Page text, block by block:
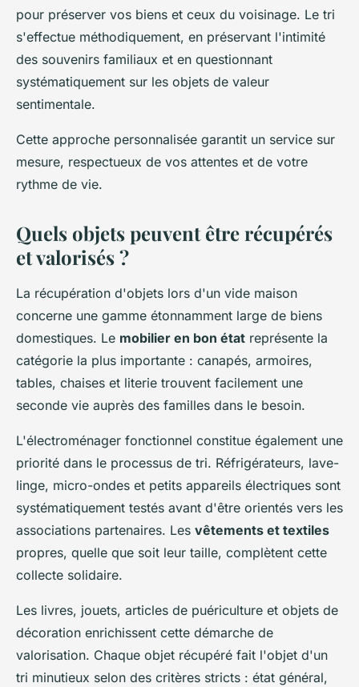
pour préserver vos biens et ceux du voisinage. Le tri
s'effectue méthodiquement, en préservant l'intimité
des souvenirs familiaux et en questionnant
systématiquement sur les objets de valeur
sentimentale.
Cette approche personnalisée garantit un service sur
mesure, respectueux de vos attentes et de votre
rythme de vie.
Quels objets peuvent être récupérés
et valorisés ?
La récupération d'objets lors d'un vide maison
concerne une gamme étonnamment large de biens
domestiques. Le mobilier en bon état représente la
catégorie la plus importante : canapés, armoires,
tables, chaises et literie trouvent facilement une
seconde vie auprès des familles dans le besoin.
L'électroménager fonctionnel constitue également une
priorité dans le processus de tri. Réfrigérateurs, lave-
linge, micro-ondes et petits appareils électriques sont
systématiquement testés avant d'être orientés vers les
associations partenaires. Les vêtements et textiles
propres, quelle que soit leur taille, complètent cette
collecte solidaire.
Les livres, jouets, articles de puériculture et objets de
décoration enrichissent cette démarche de
valorisation. Chaque objet récupéré fait l'objet d'un
tri minutieux selon des critères stricts : état général,